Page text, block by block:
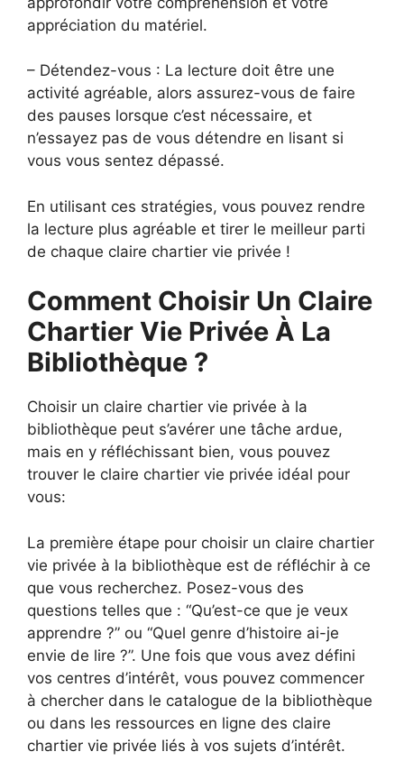
appréciation du matériel.
– Détendez-vous : La lecture doit être une
activité agréable, alors assurez-vous de faire
des pauses lorsque c’est nécessaire, et
n’essayez pas de vous détendre en lisant si
vous vous sentez dépassé.
En utilisant ces stratégies, vous pouvez rendre
la lecture plus agréable et tirer le meilleur parti
de chaque claire chartier vie privée !
Comment Choisir Un Claire
Chartier Vie Privée À La
Bibliothèque ?
Choisir un claire chartier vie privée à la
bibliothèque peut s’avérer une tâche ardue,
mais en y réfléchissant bien, vous pouvez
trouver le claire chartier vie privée idéal pour
vous:
La première étape pour choisir un claire chartier
vie privée à la bibliothèque est de réfléchir à ce
que vous recherchez. Posez-vous des
questions telles que : “Qu’est-ce que je veux
apprendre ?” ou “Quel genre d’histoire ai-je
envie de lire ?”. Une fois que vous avez défini
vos centres d’intérêt, vous pouvez commencer
à chercher dans le catalogue de la bibliothèque
ou dans les ressources en ligne des claire
chartier vie privée liés à vos sujets d’intérêt.